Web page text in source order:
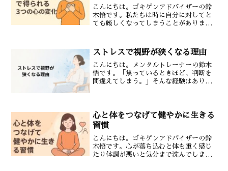
こんにちは。ゴキゲンアドバイザーの鈴
木悟です。私たちは時に自分に対してと
ても厳しくなってしまうことがありま
持ちを抱いていたりするとその重さが
日々の心に影響を与えてしまい...
ストレスで視野が狭くなる理由
こんにちは。メンタルトレーナーの鈴木
悟です。「焦っているときほど、判断を
間違えてしまう。」そんな経験はありま
よって判断力が低下する仕...
心と体をつなげて健やかに生きる
習慣
こんにちは。ゴキゲンアドバイザーの鈴
木悟です。心が落ち込むと体も重く感じ
たり体調が悪いと気分まで沈んでしまっ